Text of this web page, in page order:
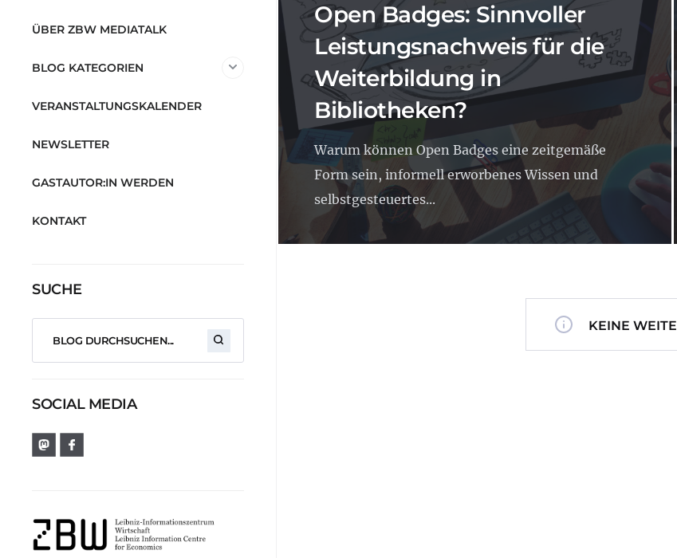
Open Badges: Sinnvoller
Leistungsnachweis für die
Weiterbildung in
Bibliotheken?
Warum können Open Badges eine zeitgemäße
Form sein, informell erworbenes Wissen und
selbstgesteuertes...
KEINE
ÜBER ZBW MEDIATALK
BLOG KATEGORIEN
VERANSTALTUNGSKALENDER
NEWSLETTER
GASTAUTOR:IN WERDEN
KONTAKT
SUCHE
SOCIAL MEDIA